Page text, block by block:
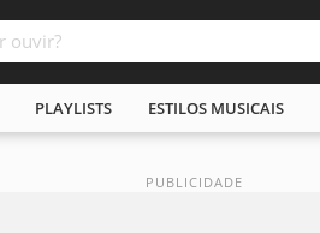
PLAYLISTS ESTILOS MUSICAIS